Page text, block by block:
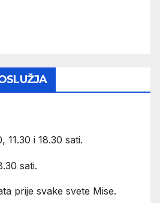
11.30 i 18.30 sati.
sati.
prije svake svete Mise.